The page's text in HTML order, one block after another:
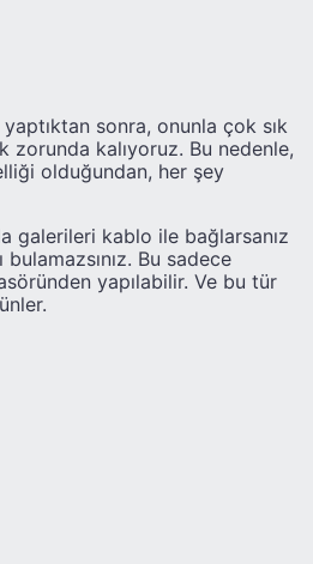
sonra, onunla çok sık
zorunda kalıyoruz. Bu nedenle,
olduğundan, her şey
galerileri kablo ile bağlarsanız
bulamazsınız. Bu sadece
yapılabilir. Ve bu tür